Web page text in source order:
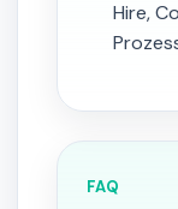
Hire,
FAQ